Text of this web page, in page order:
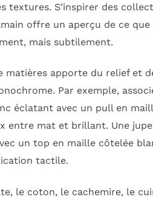
textures. S’inspirer des
offre un aperçu de ce que
mais subtilement.
matières apporte du relief et
Par exemple,
éclatant avec un pull en
entre mat et brillant. Une
un top en maille côtelée
tactile.
le coton, le cachemire, le